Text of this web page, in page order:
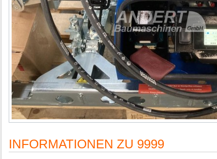
INFORMATIONEN ZU 9999